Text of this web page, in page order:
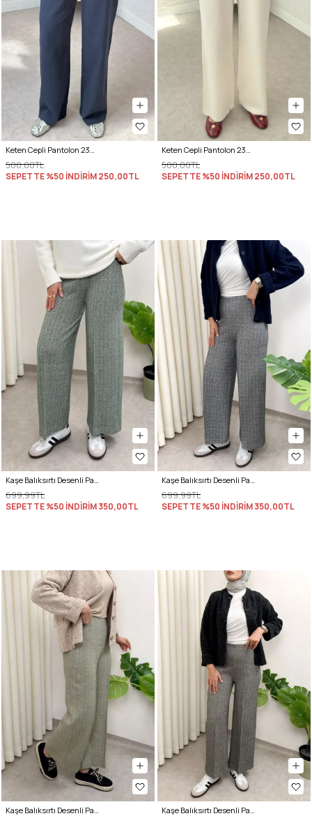
Keten Cepli Pantolon 2394 - LACİVERT
500,00TL
SEPETTE %50 İNDİRİM250,00TL
Keten Cepli Pantolon 2394 - BEJ
500,00TL
SEPETTE %50 İNDİRİM250,00TL
Kaşe Balıksırtı Desenli Pantolon 0055 - YEŞİL
699,99TL
SEPETTE %50 İNDİRİM350,00TL
Kaşe Balıksırtı Desenli Pantolon 0055 - LACİVERT
699,99TL
SEPETTE %50 İNDİRİM350,00TL
Kaşe Balıksırtı Desenli Pantolon 0055 - AÇIK HAKİ Kaşe Balıksırtı Desenli Pantolon 0055 - GRİ